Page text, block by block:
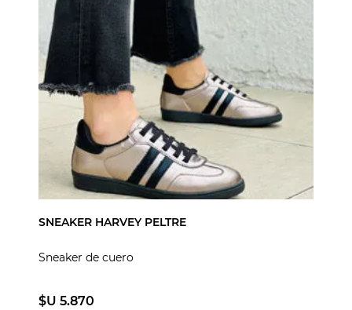
SNEAKER HARVEY PELTRE
Sneaker de cuero
$U 5.870